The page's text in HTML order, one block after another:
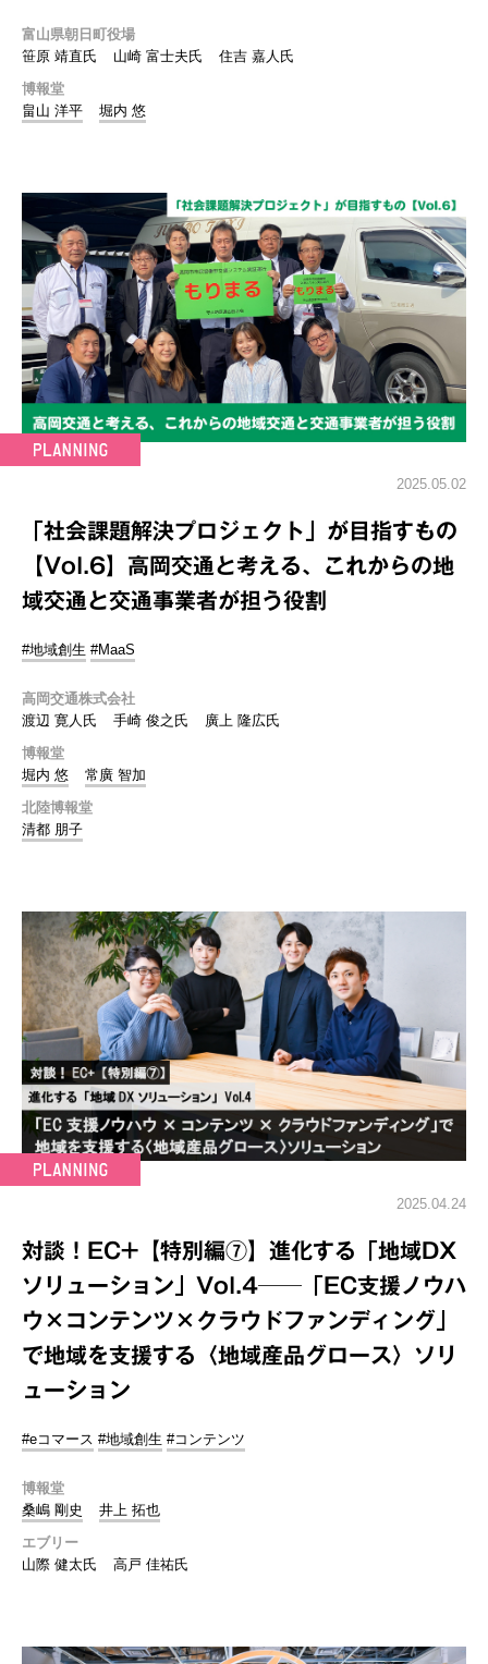
富山県朝日町役場
笹原 靖直氏
山崎 富士夫氏
住吉 嘉人氏
博報堂
畠山 洋平
堀内 悠
2025.05.02
「社会課題解決プロジェクト」が目指すもの
【Vol.6】高岡交通と考える、これからの地
域交通と交通事業者が担う役割
#地域創生 #MaaS
高岡交通株式会社
渡辺 寛人氏
手崎 俊之氏
廣上 隆広氏
博報堂
堀内 悠
常廣 智加
北陸博報堂
清都 朋子
2025.04.24
対談！EC+【特別編⑦】進化する「地域DX
ソリューション」Vol.4──「EC支援ノウハ
ウ×コンテンツ×クラウドファンディング」
で地域を支援する〈地域産品グロース〉ソリ
ューション
#eコマース #地域創生 #コンテンツ
博報堂
桑嶋 剛史
井上 拓也
エブリー
山際 健太氏
高戸 佳祐氏